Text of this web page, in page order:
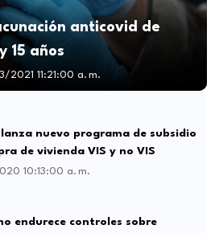
anticovid de
15 años
2021 11:21:00 a. m.
nuevo programa de subsidio
de vivienda VIS y no VIS
10:13:00 a. m.
endurece controles sobre